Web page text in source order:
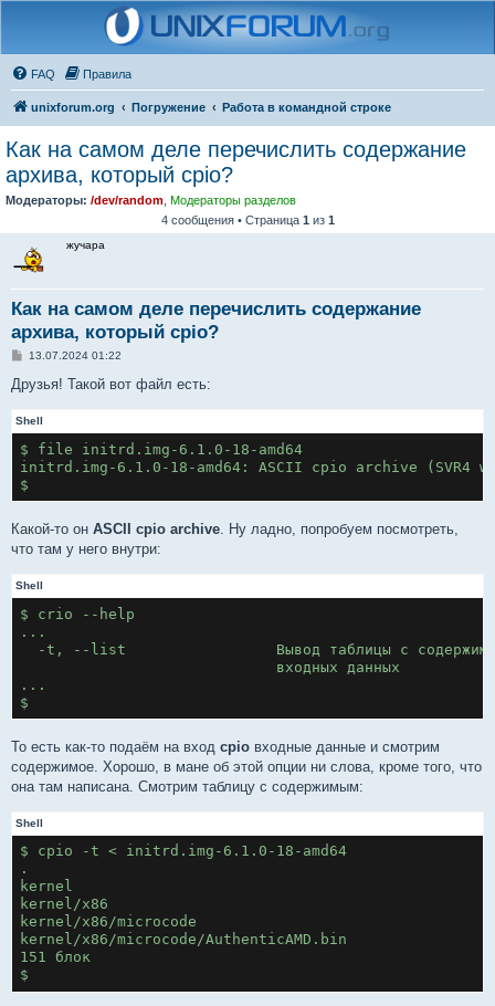
FAQ Правила
unixforum.org Погружение Работа в командной строке
Как на самом деле перечислить содержание
архива, который cpio?
Модераторы: /dev/random Модераторы разделов
4 сообщения • Страница 1 из 1
жучара
Как на самом деле перечислить содержание
архива, который cpio?
С
о
б
щ
е
н
и
е
13.07.2024 01:22
Друзья! Такой вот файл есть:
Shell
$ file initrd.img-6.1.0-18-amd64
initrd.img-6.1.0-18-amd64: ASCII cpio archive (SVR4
Какой-то он ASCII cpio archive. Ну ладно, попробуем посмотреть,
что там у него внутри:
Shell
$ crio --help
...
-t, --list                 Вывод таблицы с
                             входных данных
...
$
То есть как-то подаём на вход cpio входные данные и смотрим
содержимое. Хорошо, в мане об этой опции ни слова, кроме того, что
она там написана. Смотрим таблицу с содержимым:
Shell
$ cpio -t < initrd.img-6.1.0-18-amd64
.
kernel
kernel/x86
kernel/x86/microcode
kernel/x86/microcode/AuthenticAMD.bin
151 блок
$